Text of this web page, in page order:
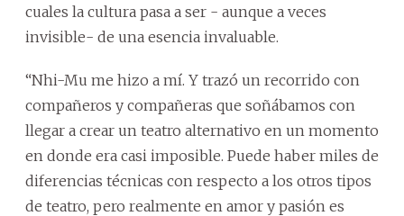
cuales la cultura pasa a ser - aunque a veces
invisible- de una esencia invaluable.
“Nhi-Mu me hizo a mí. Y trazó un recorrido con
compañeros y compañeras que soñábamos con
llegar a crear un teatro alternativo en un momento
en donde era casi imposible. Puede haber miles de
diferencias técnicas con respecto a los otros tipos
de teatro, pero realmente en amor y pasión es